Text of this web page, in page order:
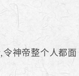
神帝整个人都面